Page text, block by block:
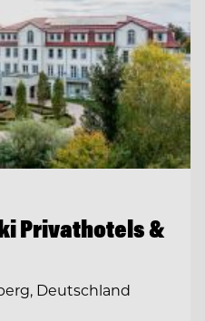
Privathotels &
Deutschland